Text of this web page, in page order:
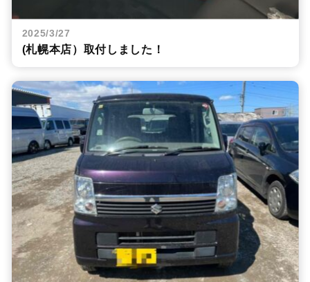
2025/3/27
(札幌本店）取付しました！